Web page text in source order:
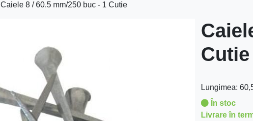
Caiele 8 / 60.5 mm/250 buc - 1 Cutie
Cutie
Lungimea:
În stoc
Livrare în